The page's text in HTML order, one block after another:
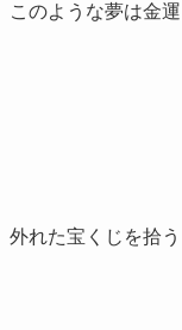
このような夢は金運
れた宝くじを拾う